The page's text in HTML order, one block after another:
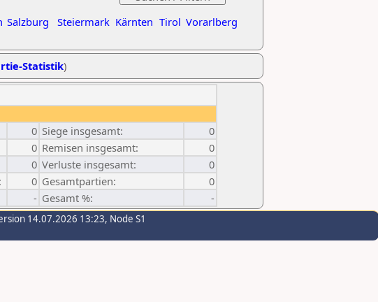
Salzburg Steiermark Kärnten Tirol Vorarlberg
Statistik)
0 Siege insgesamt:
0
0 Remisen insgesamt:
0
0 Verluste insgesamt:
0
0 Gesamtpartien:
0
- Gesamt %: -
14.07.2026 13:23, Node S1